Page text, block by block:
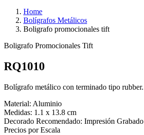
Home
Bolígrafos Metálicos
Boligrafo promocionales tift
Boligrafo Promocionales Tift
RQ1010
Bolígrafo metálico con terminado tipo
Material: Aluminio
Medidas: 1.1 x 13.8 cm
Decorado Recomendado: Impresión Grabado
Precios por Escala